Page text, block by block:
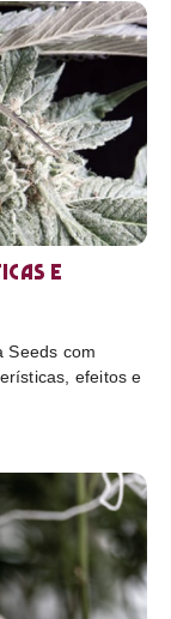
e
Seeds com
efeitos e